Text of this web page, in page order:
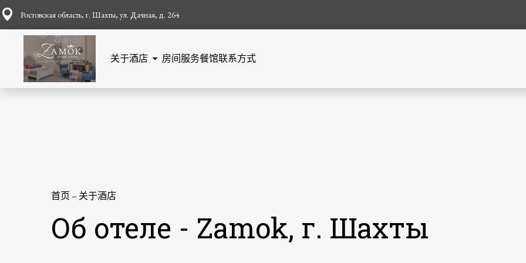
Ростовская область, г. Шахты, ул. Дачная, д. 264
关于酒店 房间服务餐馆联系方式
首页– 关于酒店
Об отеле - Zamok, г. Шахты